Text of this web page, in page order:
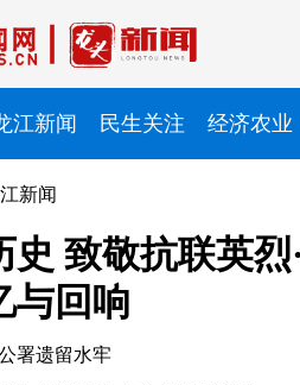
江新闻 民生关注 经济农业
新闻
史 致敬抗联英
与回响
署遗留水牢